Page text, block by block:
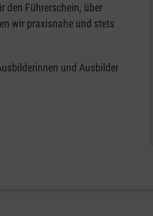
den Führerschein, über
wir praxisnahe und stets
und Ausbilder